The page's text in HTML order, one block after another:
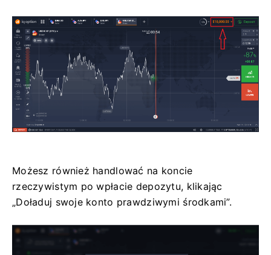
Możesz również handlować na koncie
rzeczywistym po wpłacie depozytu, klikając
„Doładuj swoje konto prawdziwymi środkami”.